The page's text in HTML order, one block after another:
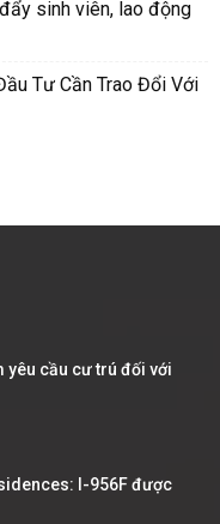
sinh viên, lao động
Tư Cần Trao Đổi Với
yêu cầu cư trú đối với
I-956F được